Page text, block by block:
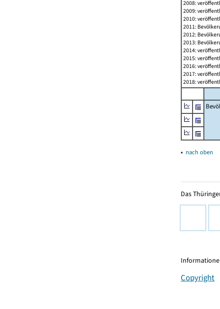
2008:
2009:
2010:
2011:
2012:
2013:
2014:
2015:
2016:
2017:
2018:
▴ nach oben
Das
Copyright